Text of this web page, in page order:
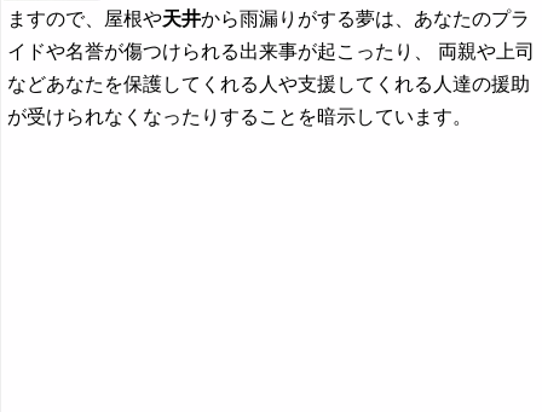
ますので、屋根や天井から雨漏りがする夢は、あなたのプラ
イドや名誉が傷つけられる出来事が起こったり、 両親や上司
などあなたを保護してくれる人や支援してくれる人達の援助
が受けられなくなったりすることを暗示しています。